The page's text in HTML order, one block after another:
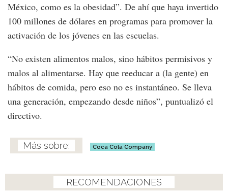
México, como es la obesidad”. De ahí que haya invertido
100 millones de dólares en programas para promover la
activación de los jóvenes en las escuelas.
“No existen alimentos malos, sino hábitos permisivos y
malos al alimentarse. Hay que reeducar a (la gente) en
hábitos de comida, pero eso no es instantáneo. Se lleva
una generación, empezando desde niños”, puntualizó el
directivo.
Coca Cola Company
RECOMENDACIONES